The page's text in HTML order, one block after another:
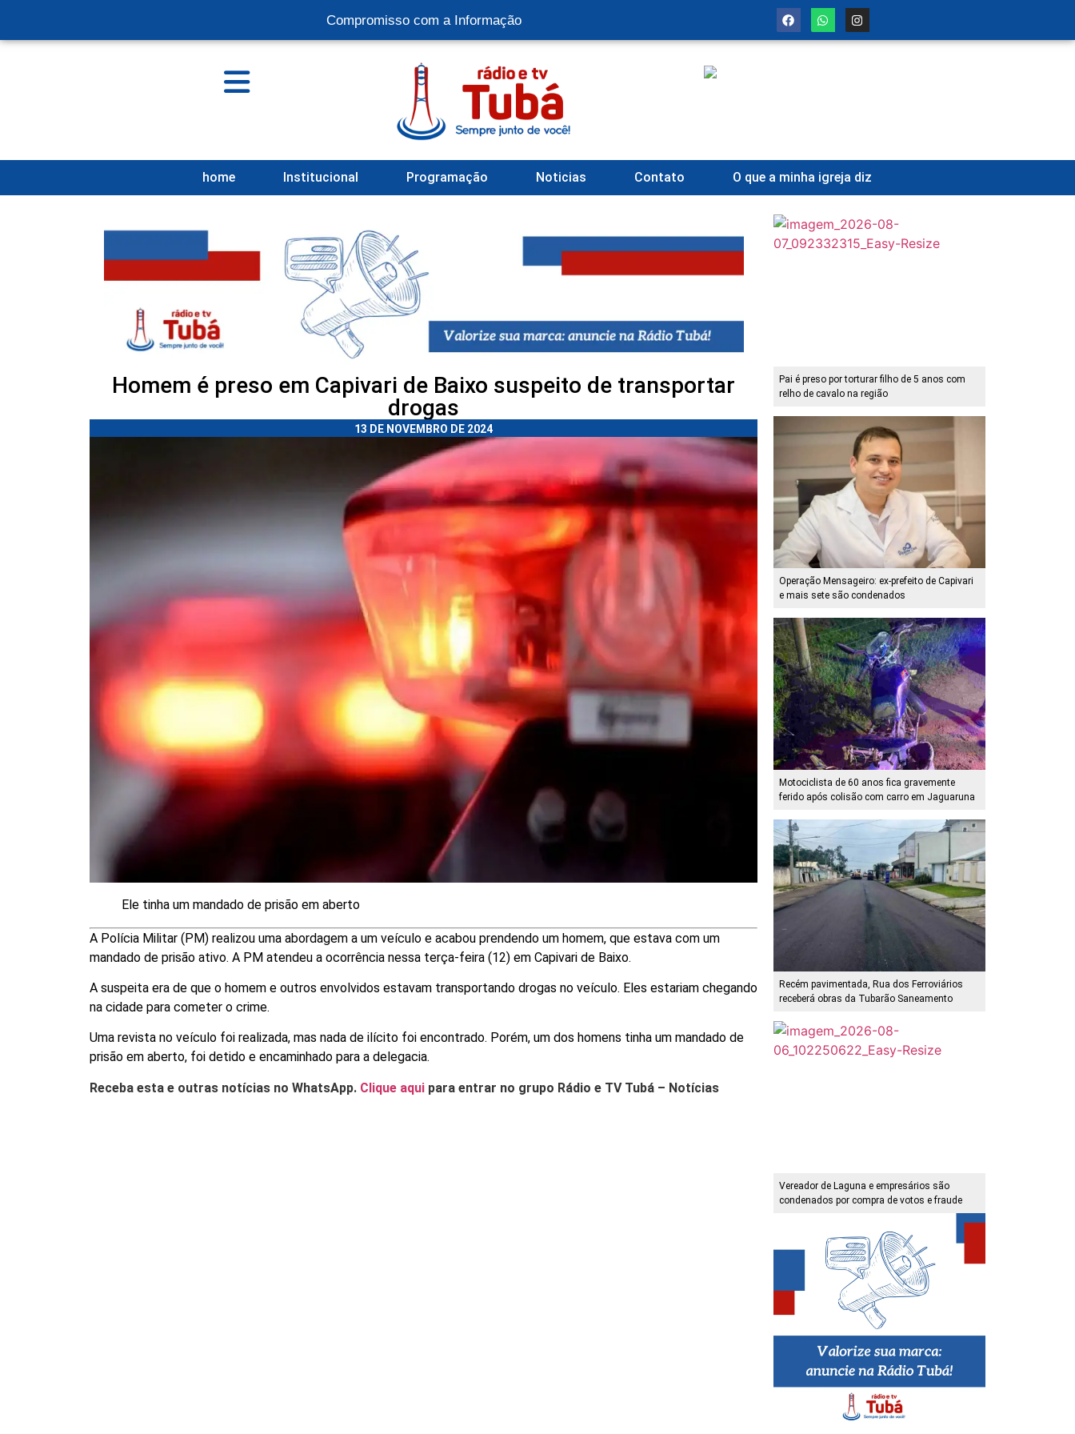
Compromisso com a Informação
home Institucional Programação Noticias Contato O que a minha igreja diz
Homem é preso em Capivari de Baixo suspeito de transportar
drogas
13 DE NOVEMBRO DE 2024
Ele tinha um mandado de prisão em aberto
A Polícia Militar (PM) realizou uma abordagem a um veículo e acabou prendendo um homem, que estava com um
mandado de prisão ativo. A PM atendeu a ocorrência nessa terça-feira (12) em Capivari de Baixo.
A suspeita era de que o homem e outros envolvidos estavam transportando drogas no veículo. Eles estariam chegando
na cidade para cometer o crime.
Uma revista no veículo foi realizada, mas nada de ilícito foi encontrado. Porém, um dos homens tinha um mandado de
prisão em aberto, foi detido e encaminhado para a delegacia.
Receba esta e outras notícias no WhatsApp. Clique aqui para entrar no grupo Rádio e TV Tubá – Notícias
Pai é preso por torturar filho de 5 anos com
relho de cavalo na região
Operação Mensageiro: ex-prefeito de Capivari
e mais sete são condenados
Motociclista de 60 anos fica gravemente
ferido após colisão com carro em Jaguaruna
Recém pavimentada, Rua dos Ferroviários
receberá obras da Tubarão Saneamento
Vereador de Laguna e empresários são
condenados por compra de votos e fraude